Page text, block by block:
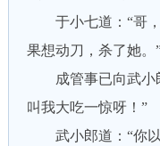
于小七道：“哥，
果想动刀，杀了她。
成管事已向武小
叫我大吃一惊呀！”
武小郎道：“你以